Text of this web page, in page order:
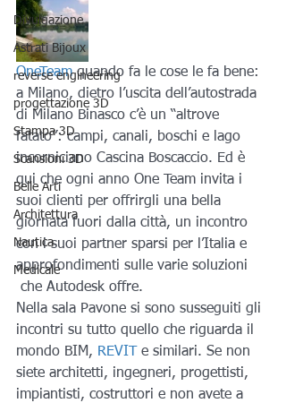
Divulgazione
Astrati Bijoux
reverse engineering
progettazione 3D
Stampa 3D
Scansioni 3D
Belle Arti
Architettura
Nautica
Medicale
OneTeam quando fa le cose le fa bene:
a Milano, dietro l’uscita dell’autostrada
di Milano Binasco c’è un “altrove
fatato”: campi, canali, boschi e lago
incorniciano Cascina Boscaccio. Ed è
qui che ogni anno One Team invita i
suoi clienti per offrirgli una bella
giornata fuori dalla città, un incontro
con i suoi partner sparsi per l’Italia e
approfondimenti sulle varie soluzioni
che Autodesk offre.
Nella sala Pavone si sono susseguiti gli
incontri su tutto quello che riguarda il
mondo BIM, REVIT e similari. Se non
siete architetti, ingegneri, progettisti,
impiantisti, costruttori e non avete a